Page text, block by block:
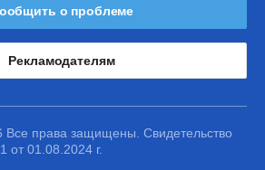
о проблеме
Рекламодателям
Все права защищены. Свидетельство
от 01.08.2024 г.